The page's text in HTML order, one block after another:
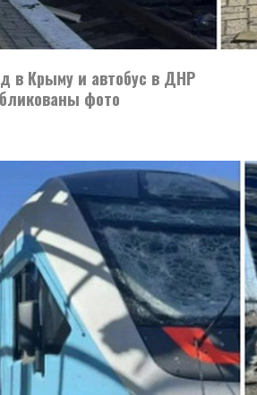
в Крыму и автобус в ДНР
фото